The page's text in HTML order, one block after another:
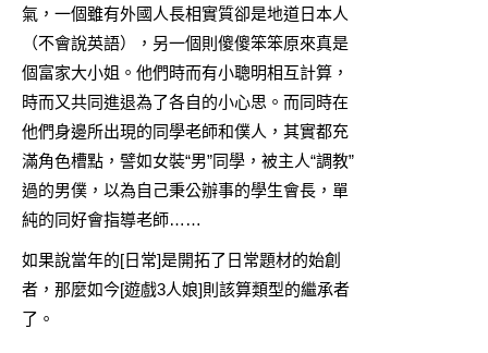
氣，一個雖有外國人長相實質卻是地道日本人
（不會說英語），另一個則傻傻笨笨原來真是
個富家大小姐。他們時而有小聰明相互計算，
時而又共同進退為了各自的小心思。而同時在
他們身邊所出現的同學老師和僕人，其實都充
滿角色槽點，譬如女裝“男”同學，被主人“調教”
過的男僕，以為自己秉公辦事的學生會長，單
純的同好會指導老師……
如果說當年的[日常]是開拓了日常題材的始創
者，那麼如今[遊戲3人娘]則該算類型的繼承者
了。